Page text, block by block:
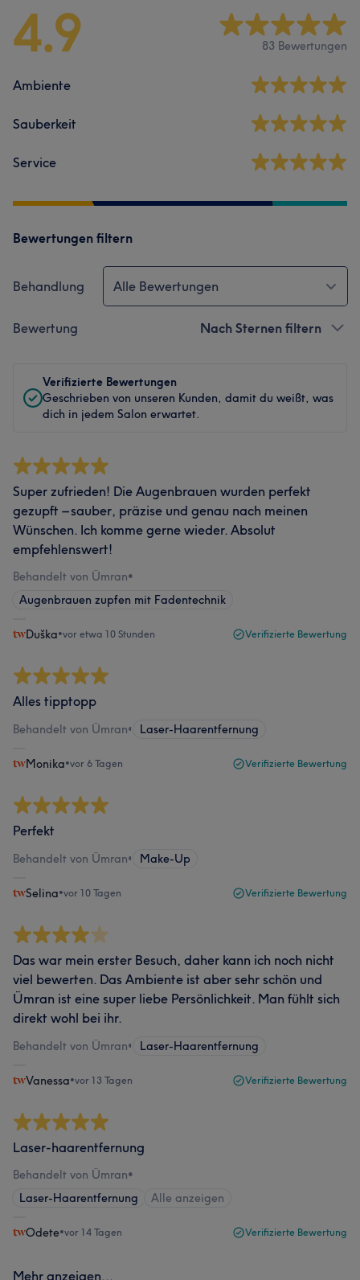
4.9 83 Bewertungen
Ambiente
Sauberkeit
Service
Bewertungen filtern
Behandlung Alle Bewertungen
Bewertung Nach Sternen filtern
Verifizierte Bewertungen
Geschrieben von unseren Kunden, damit du weißt, was
dich in jedem Salon erwartet.
Super zufrieden! Die Augenbrauen wurden perfekt
gezupft – sauber, präzise und genau nach meinen
Wünschen. Ich komme gerne wieder. Absolut
empfehlenswert!
Behandelt von Ümran•
Augenbrauen zupfen mit Fadentechnik
Duška•vor etwa 10 Stunden Verifizierte Bewertung
Alles tipptopp
Behandelt von Ümran• Laser-Haarentfernung
Monika•vor 6 Tagen Verifizierte Bewertung
Perfekt
Behandelt von Ümran• Make-Up
Selina•vor 10 Tagen Verifizierte Bewertung
Das war mein erster Besuch, daher kann ich noch nicht
viel bewerten. Das Ambiente ist aber sehr schön und
Ümran ist eine super liebe Persönlichkeit. Man fühlt sich
direkt wohl bei ihr.
Behandelt von Ümran• Laser-Haarentfernung
Vanessa•vor 13 Tagen Verifizierte Bewertung
Laser-haarentfernung
Behandelt von Ümran•
Laser-Haarentfernung
Alle anzeigen
Odete•vor 14 Tagen Verifizierte Bewertung
Mehr anzeigen...